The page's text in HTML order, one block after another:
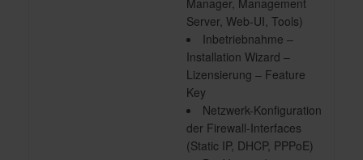
Manager, Management
Server, Web-UI, Tools)
Inbetriebnahme –
Installation Wizard –
Lizensierung – Feature
Key
Netzwerk-Konfiguration
der Firewall-Interfaces
(Static IP, DHCP, PPPoE)